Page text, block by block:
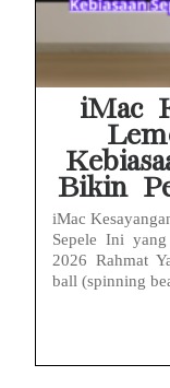
iMac
Bikin
iMac
Sepele Ini
2026 Rahmat
ball (spinning